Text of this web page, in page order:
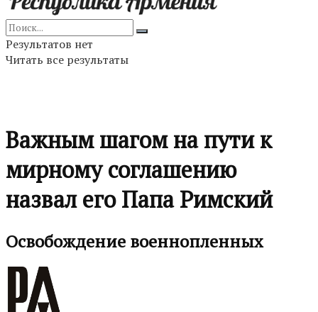
Результатов нет
Читать все результаты
Важным шагом на пути к
мирному соглашению
назвал его Папа Римский
Освобождение военнопленных